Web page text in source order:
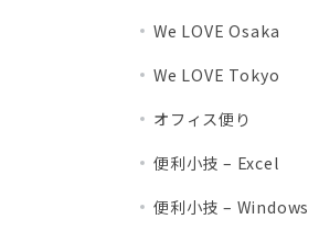
We LOVE Osaka
We LOVE Tokyo
オフィス便り
便利小技 – Excel
便利小技 – Windows